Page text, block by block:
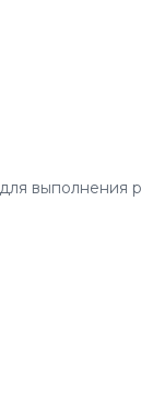
выполнения